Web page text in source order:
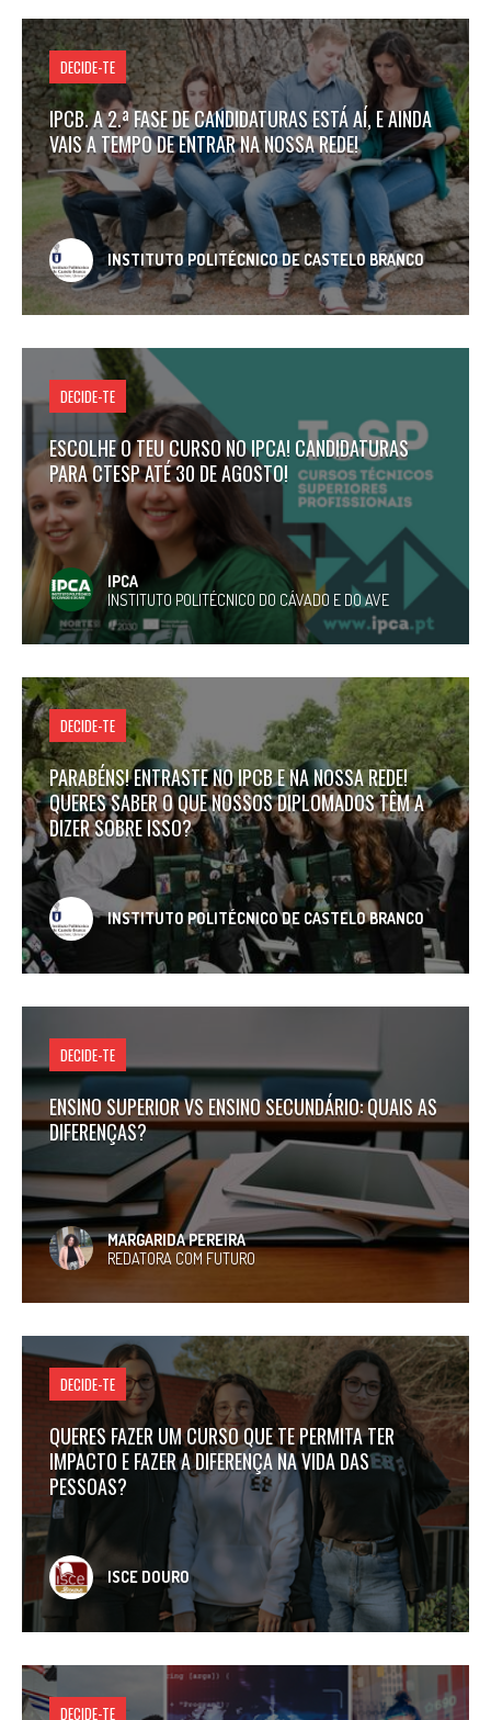
DECIDE-TE
IPCB. A 2.ª FASE DE CANDIDATURAS ESTÁ AÍ, E AINDA
VAIS A TEMPO DE ENTRAR NA NOSSA REDE!
INSTITUTO POLITÉCNICO DE CASTELO BRANCO
DECIDE-TE
ESCOLHE O TEU CURSO NO IPCA! CANDIDATURAS
PARA CTESP ATÉ 30 DE AGOSTO!
IPCA
INSTITUTO POLITÉCNICO DO CÁVADO E DO AVE
DECIDE-TE
PARABÉNS! ENTRASTE NO IPCB E NA NOSSA REDE!
QUERES SABER O QUE NOSSOS DIPLOMADOS TÊM A
DIZER SOBRE ISSO?
INSTITUTO POLITÉCNICO DE CASTELO BRANCO
DECIDE-TE
ENSINO SUPERIOR VS ENSINO SECUNDÁRIO: QUAIS AS
DIFERENÇAS?
MARGARIDA PEREIRA
REDATORA COM FUTURO
DECIDE-TE
QUERES FAZER UM CURSO QUE TE PERMITA TER
IMPACTO E FAZER A DIFERENÇA NA VIDA DAS
PESSOAS?
ISCE DOURO
DECIDE-TE